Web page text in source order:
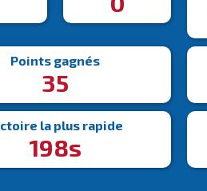
Points gagnés
35
la plus rapide
198s